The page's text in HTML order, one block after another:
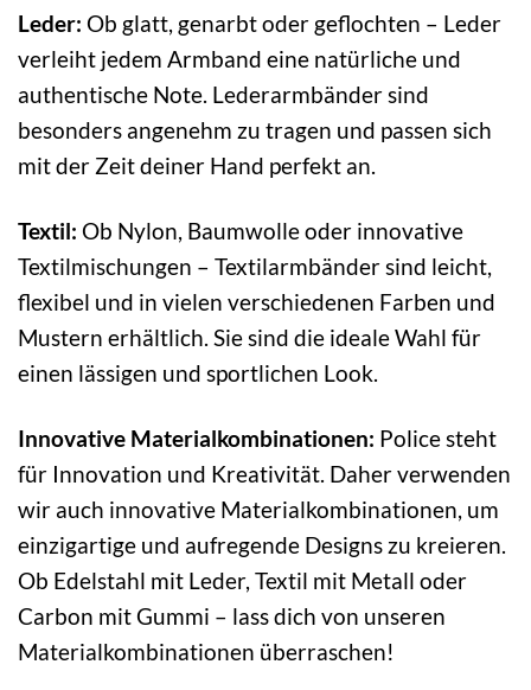
Leder: Ob glatt, genarbt oder geflochten – Leder
verleiht jedem Armband eine natürliche und
authentische Note. Lederarmbänder sind
besonders angenehm zu tragen und passen sich
mit der Zeit deiner Hand perfekt an.
Textil: Ob Nylon, Baumwolle oder innovative
Textilmischungen – Textilarmbänder sind leicht,
flexibel und in vielen verschiedenen Farben und
Mustern erhältlich. Sie sind die ideale Wahl für
einen lässigen und sportlichen Look.
Innovative Materialkombinationen: Police steht
für Innovation und Kreativität. Daher verwenden
wir auch innovative Materialkombinationen, um
einzigartige und aufregende Designs zu kreieren.
Ob Edelstahl mit Leder, Textil mit Metall oder
Carbon mit Gummi – lass dich von unseren
Materialkombinationen überraschen!